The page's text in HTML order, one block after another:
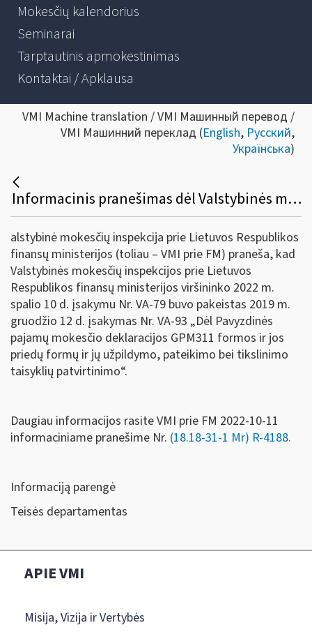
Mokesčių kalendorius
Seminarai
Tarptautinis apmokestinimas
Kontaktai / Apklausa
VMI Machine translation / VMI Машинный перевод /
VMI Машинний переклад (English, Русский,
Українська)
Informacinis pranešimas dėl Valstybinės mokesčių inspekcijos prie Lietuvos Respublikos finansų ministerijos viršininko 2019 m. gruodžio 12 d. įsakymo Nr. VA- 93 „Dėl Pavyzdinės pajamų mokesčio deklaracijos GPM311 formos ir jos priedų formų ir jų užpildymo, pateikimo bei tikslinimo taisyklių patvirtinimo“ pakeitimo
alstybinė mokesčių inspekcija prie Lietuvos Respublikos
finansų ministerijos (toliau – VMI prie FM) praneša, kad
Valstybinės mokesčių inspekcijos prie Lietuvos
Respublikos finansų ministerijos viršininko 2022 m.
spalio 10 d. įsakymu Nr. VA-79 buvo pakeistas 2019 m.
gruodžio 12 d. įsakymas Nr. VA-93 „Dėl Pavyzdinės
pajamų mokesčio deklaracijos GPM311 formos ir jos
priedų formų ir jų užpildymo, pateikimo bei tikslinimo
taisyklių patvirtinimo“.
Daugiau informacijos rasite VMI prie FM 2022-10-11
informaciniame pranešime Nr. (18.18-31-1 Mr) R-4188.
Informaciją parengė
Teisės departamentas
APIE VMI
Misija, Vizija ir Vertybės